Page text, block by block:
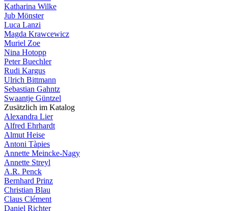
Katharina Wilke
Jub Mönster
Luca Lanzi
Magda Krawcewicz
Muriel Zoe
Nina Hotopp
Peter Buechler
Rudi Kargus
Ulrich Bittmann
Sebastian Gahntz
Swaantje Güntzel
Zusätzlich im Katalog
Alexandra Lier
Alfred Ehrhardt
Almut Heise
Antoni Tàpies
Annette Meincke-Nagy
Annette Streyl
A.R. Penck
Bernhard Prinz
Christian Blau
Claus Clément
Daniel Richter